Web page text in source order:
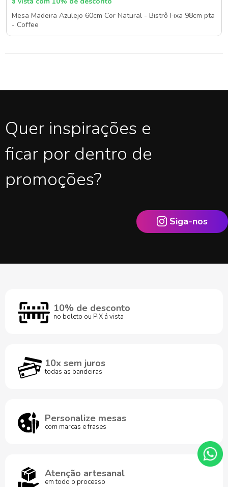
Mesa Madeira Azulejo 60cm Cor Natural - Bistrô Fixa 98cm pta
- Coffee
Quer inspirações e
ficar por dentro de
promoções?
Siga-nos
10% de desconto
no boleto ou PIX á vista
10x sem juros
todas as bandeiras
Personalize mesas
com marcas e frases
Atenção artesanal
em todo o processo